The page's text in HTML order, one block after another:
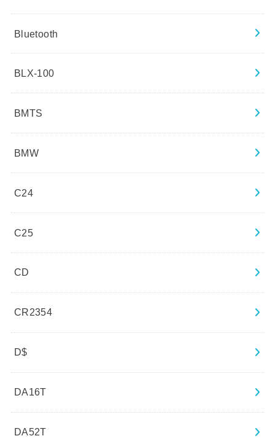
Bluetooth
BLX-100
BMTS
BMW
C24
C25
CD
CR2354
D$
DA16T
DA52T